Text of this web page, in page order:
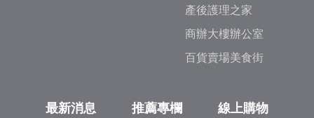
產後護理之家
商辦大樓辦公室
百貨賣場美食街
最新消息 推薦專欄 線上購物